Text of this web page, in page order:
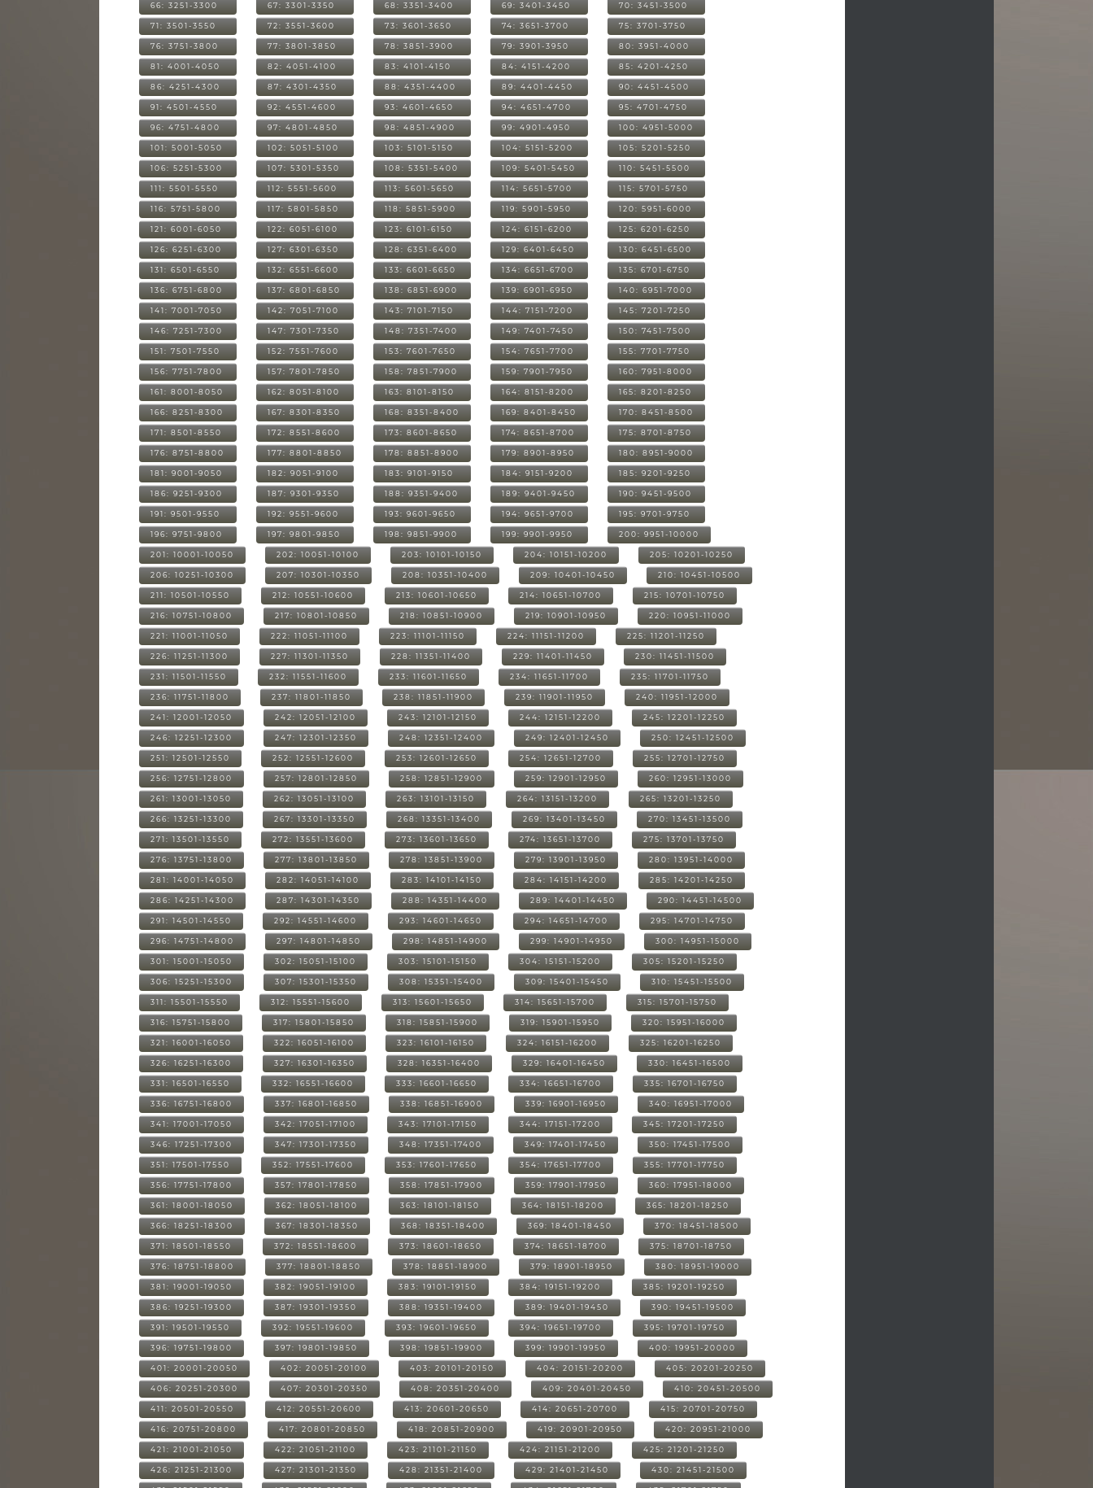
66: 3251-3300 67: 3301-3350 68: 3351-3400 69: 3401-3450 70: 3451-3500
71: 3501-3550 72: 3551-3600 73: 3601-3650 74: 3651-3700 75: 3701-3750
76: 3751-3800 77: 3801-3850 78: 3851-3900 79: 3901-3950 80: 3951-4000
81: 4001-4050 82: 4051-4100 83: 4101-4150 84: 4151-4200 85: 4201-4250
86: 4251-4300 87: 4301-4350 88: 4351-4400 89: 4401-4450 90: 4451-4500
91: 4501-4550 92: 4551-4600 93: 4601-4650 94: 4651-4700 95: 4701-4750
96: 4751-4800 97: 4801-4850 98: 4851-4900 99: 4901-4950 100: 4951-5000
101: 5001-5050 102: 5051-5100 103: 5101-5150 104: 5151-5200 105: 5201-5250
106: 5251-5300 107: 5301-5350 108: 5351-5400 109: 5401-5450 110: 5451-5500
111: 5501-5550 112: 5551-5600 113: 5601-5650 114: 5651-5700 115: 5701-5750
116: 5751-5800 117: 5801-5850 118: 5851-5900 119: 5901-5950 120: 5951-6000
121: 6001-6050 122: 6051-6100 123: 6101-6150 124: 6151-6200 125: 6201-6250
126: 6251-6300 127: 6301-6350 128: 6351-6400 129: 6401-6450 130: 6451-6500
131: 6501-6550 132: 6551-6600 133: 6601-6650 134: 6651-6700 135: 6701-6750
136: 6751-6800 137: 6801-6850 138: 6851-6900 139: 6901-6950 140: 6951-7000
141: 7001-7050 142: 7051-7100 143: 7101-7150 144: 7151-7200 145: 7201-7250
146: 7251-7300 147: 7301-7350 148: 7351-7400 149: 7401-7450 150: 7451-7500
151: 7501-7550 152: 7551-7600 153: 7601-7650 154: 7651-7700 155: 7701-7750
156: 7751-7800 157: 7801-7850 158: 7851-7900 159: 7901-7950 160: 7951-8000
161: 8001-8050 162: 8051-8100 163: 8101-8150 164: 8151-8200 165: 8201-8250
166: 8251-8300 167: 8301-8350 168: 8351-8400 169: 8401-8450 170: 8451-8500
171: 8501-8550 172: 8551-8600 173: 8601-8650 174: 8651-8700 175: 8701-8750
176: 8751-8800 177: 8801-8850 178: 8851-8900 179: 8901-8950 180: 8951-9000
181: 9001-9050 182: 9051-9100 183: 9101-9150 184: 9151-9200 185: 9201-9250
186: 9251-9300 187: 9301-9350 188: 9351-9400 189: 9401-9450 190: 9451-9500
191: 9501-9550 192: 9551-9600 193: 9601-9650 194: 9651-9700 195: 9701-9750
196: 9751-9800 197: 9801-9850 198: 9851-9900 199: 9901-9950 200: 9951-10000
201: 10001-10050 202: 10051-10100 203: 10101-10150 204: 10151-10200 205: 10201-10250
206: 10251-10300 207: 10301-10350 208: 10351-10400 209: 10401-10450 210: 10451-10500
211: 10501-10550 212: 10551-10600 213: 10601-10650 214: 10651-10700 215: 10701-10750
216: 10751-10800 217: 10801-10850 218: 10851-10900 219: 10901-10950 220: 10951-11000
221: 11001-11050 222: 11051-11100 223: 11101-11150 224: 11151-11200 225: 11201-11250
226: 11251-11300 227: 11301-11350 228: 11351-11400 229: 11401-11450 230: 11451-11500
231: 11501-11550 232: 11551-11600 233: 11601-11650 234: 11651-11700 235: 11701-11750
236: 11751-11800 237: 11801-11850 238: 11851-11900 239: 11901-11950 240: 11951-12000
241: 12001-12050 242: 12051-12100 243: 12101-12150 244: 12151-12200 245: 12201-12250
246: 12251-12300 247: 12301-12350 248: 12351-12400 249: 12401-12450 250: 12451-12500
251: 12501-12550 252: 12551-12600 253: 12601-12650 254: 12651-12700 255: 12701-12750
256: 12751-12800 257: 12801-12850 258: 12851-12900 259: 12901-12950 260: 12951-13000
261: 13001-13050 262: 13051-13100 263: 13101-13150 264: 13151-13200 265: 13201-13250
266: 13251-13300 267: 13301-13350 268: 13351-13400 269: 13401-13450 270: 13451-13500
271: 13501-13550 272: 13551-13600 273: 13601-13650 274: 13651-13700 275: 13701-13750
276: 13751-13800 277: 13801-13850 278: 13851-13900 279: 13901-13950 280: 13951-14000
281: 14001-14050 282: 14051-14100 283: 14101-14150 284: 14151-14200 285: 14201-14250
286: 14251-14300 287: 14301-14350 288: 14351-14400 289: 14401-14450 290: 14451-14500
291: 14501-14550 292: 14551-14600 293: 14601-14650 294: 14651-14700 295: 14701-14750
296: 14751-14800 297: 14801-14850 298: 14851-14900 299: 14901-14950 300: 14951-15000
301: 15001-15050 302: 15051-15100 303: 15101-15150 304: 15151-15200 305: 15201-15250
306: 15251-15300 307: 15301-15350 308: 15351-15400 309: 15401-15450 310: 15451-15500
311: 15501-15550 312: 15551-15600 313: 15601-15650 314: 15651-15700 315: 15701-15750
316: 15751-15800 317: 15801-15850 318: 15851-15900 319: 15901-15950 320: 15951-16000
321: 16001-16050 322: 16051-16100 323: 16101-16150 324: 16151-16200 325: 16201-16250
326: 16251-16300 327: 16301-16350 328: 16351-16400 329: 16401-16450 330: 16451-16500
331: 16501-16550 332: 16551-16600 333: 16601-16650 334: 16651-16700 335: 16701-16750
336: 16751-16800 337: 16801-16850 338: 16851-16900 339: 16901-16950 340: 16951-17000
341: 17001-17050 342: 17051-17100 343: 17101-17150 344: 17151-17200 345: 17201-17250
346: 17251-17300 347: 17301-17350 348: 17351-17400 349: 17401-17450 350: 17451-17500
351: 17501-17550 352: 17551-17600 353: 17601-17650 354: 17651-17700 355: 17701-17750
356: 17751-17800 357: 17801-17850 358: 17851-17900 359: 17901-17950 360: 17951-18000
361: 18001-18050 362: 18051-18100 363: 18101-18150 364: 18151-18200 365: 18201-18250
366: 18251-18300 367: 18301-18350 368: 18351-18400 369: 18401-18450 370: 18451-18500
371: 18501-18550 372: 18551-18600 373: 18601-18650 374: 18651-18700 375: 18701-18750
376: 18751-18800 377: 18801-18850 378: 18851-18900 379: 18901-18950 380: 18951-19000
381: 19001-19050 382: 19051-19100 383: 19101-19150 384: 19151-19200 385: 19201-19250
386: 19251-19300 387: 19301-19350 388: 19351-19400 389: 19401-19450 390: 19451-19500
391: 19501-19550 392: 19551-19600 393: 19601-19650 394: 19651-19700 395: 19701-19750
396: 19751-19800 397: 19801-19850 398: 19851-19900 399: 19901-19950 400: 19951-20000
401: 20001-20050 402: 20051-20100 403: 20101-20150 404: 20151-20200 405: 20201-20250
406: 20251-20300 407: 20301-20350 408: 20351-20400 409: 20401-20450 410: 20451-20500
411: 20501-20550 412: 20551-20600 413: 20601-20650 414: 20651-20700 415: 20701-20750
416: 20751-20800 417: 20801-20850 418: 20851-20900 419: 20901-20950 420: 20951-21000
421: 21001-21050 422: 21051-21100 423: 21101-21150 424: 21151-21200 425: 21201-21250
426: 21251-21300 427: 21301-21350 428: 21351-21400 429: 21401-21450 430: 21451-21500